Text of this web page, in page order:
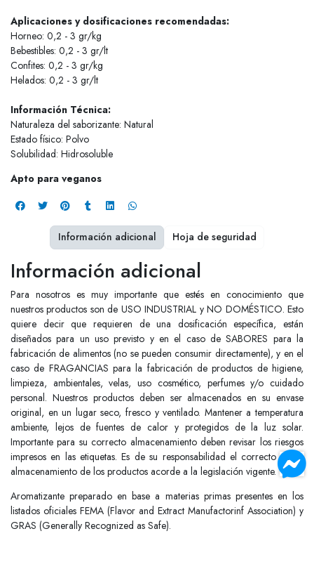
Aplicaciones y dosificaciones recomendadas:
Horneo: 0,2 - 3 gr/kg
Bebestibles: 0,2 - 3 gr/lt
Confites: 0,2 - 3 gr/kg
Helados: 0,2 - 3 gr/lt
Información Técnica:
Naturaleza del saborizante: Natural
Estado físico: Polvo
Solubilidad: Hidrosoluble
Apto para veganos
Información adicional
Para nosotros es muy importante que estés en conocimiento que
nuestros productos son de USO INDUSTRIAL y NO DOMÉSTICO. Esto
quiere decir que requieren de una dosificación específica, están
diseñados para un uso previsto y en el caso de SABORES para la
fabricación de alimentos (no se pueden consumir directamente), y en el
caso de FRAGANCIAS para la fabricación de productos de higiene,
limpieza, ambientales, velas, uso cosmético, perfumes y/o cuidado
personal. Nuestros productos deben ser almacenados en su envase
original, en un lugar seco, fresco y ventilado. Mantener a temperatura
ambiente, lejos de fuentes de calor y protegidos de la luz solar.
Importante para su correcto almacenamiento deben revisar los riesgos
impresos en las etiquetas. Es de su responsabilidad el correcto uso y
almacenamiento de los productos acorde a la legislación vigente.
Aromatizante preparado en base a materias primas presentes en los
listados oficiales FEMA (Flavor and Extract Manufactorinf Association) y
GRAS (Generally Recognized as Safe).
Información adicional Hoja de seguridad